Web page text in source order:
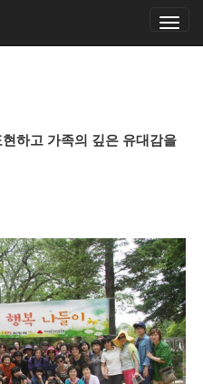
Toggle
하고 가족의 깊은 유대감을